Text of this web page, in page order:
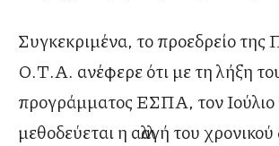
Συγκεκριμένα, το προεδρείο
Ο.Τ.Α. ανέφερε ότι με τη λήξη
προγράμματος ΕΣΠΑ, τον
μεθοδεύεται η αλλαγή του